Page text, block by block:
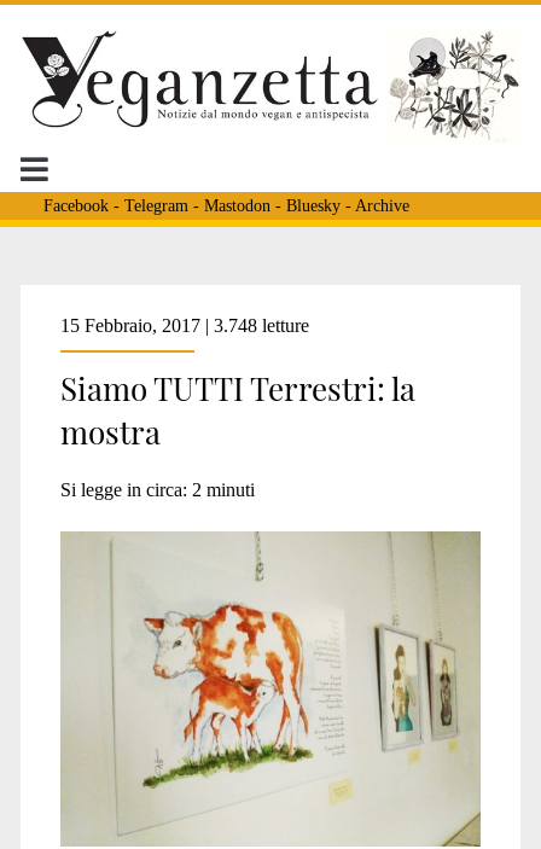
Facebook- Telegram - Mastodon - Bluesky- Archive
Tag:
<span>Arianna
abis</span>
15 Febbraio, 2017 | 3.748 letture
Siamo TUTTI Terrestri: la
mostra
Si legge in circa: 2 minuti